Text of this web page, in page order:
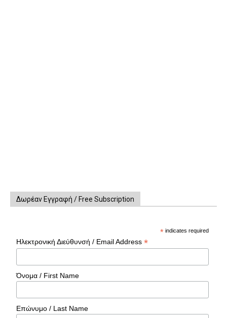
Δωρέαν Εγγραφή / Free Subscription
* indicates required
Ηλεκτρονική Διεύθυνσή / Email Address*
Όνομα / First Name
Επώνυμο / Last Name